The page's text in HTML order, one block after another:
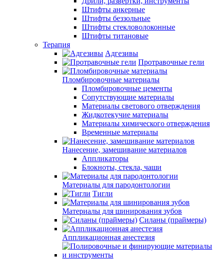
Штифты анкерные
Штифты беззольные
Штифты стекловолоконные
Штифты титановые
Терапия
Адгезивы
Протравочные гели
Пломбировочные материалы
Пломбировочные цементы
Сопутствующие материалы
Материалы светового отверждения
Жидкотекучие материалы
Материалы химического отверждения
Временные материалы
Нанесение, замешивание материалов
Аппликаторы
Блокноты, стекла, чаши
Материалы для пародонтологии
Тигли
Материалы для шинирования зубов
Силаны (праймеры)
Аппликационная анестезия